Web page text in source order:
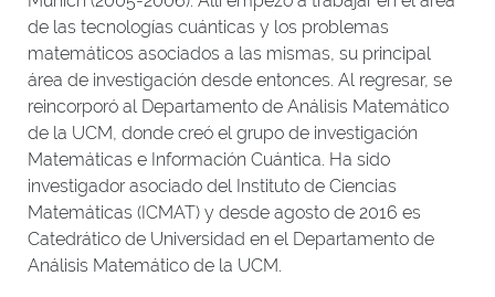
de las tecnologías cuánticas y los problemas
matemáticos asociados a las mismas, su principal
área de investigación desde entonces. Al regresar, se
reincorporó al Departamento de Análisis Matemático
de la UCM, donde creó el grupo de investigación
Matemáticas e Información Cuántica. Ha sido
investigador asociado del Instituto de Ciencias
Matemáticas (ICMAT) y desde agosto de 2016 es
Catedrático de Universidad en el Departamento de
Análisis Matemático de la UCM.